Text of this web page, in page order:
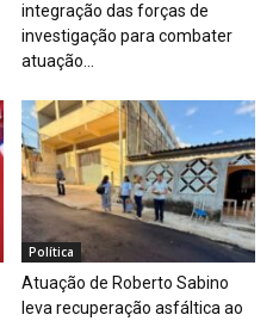
integração das forças de
investigação para combater
atuação...
Política
Atuação de Roberto Sabino
leva recuperação asfáltica ao